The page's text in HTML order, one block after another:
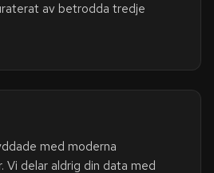
av betrodda tredje
med moderna
Vi delar aldrig din data med